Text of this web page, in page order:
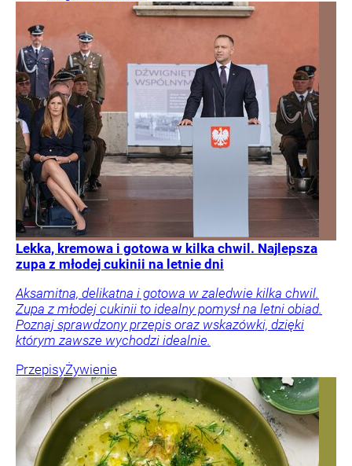
Lekka, kremowa i gotowa w kilka chwil. Najlepsza
zupa z młodej cukinii na letnie dni
Aksamitna, delikatna i gotowa w zaledwie kilka chwil.
Zupa z młodej cukinii to idealny pomysł na letni obiad.
Poznaj sprawdzony przepis oraz wskazówki, dzięki
którym zawsze wychodzi idealnie.
PrzepisyŻywienie